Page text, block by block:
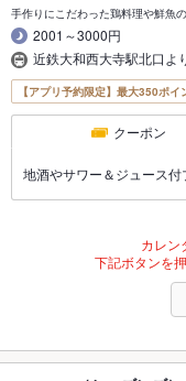
手作りにこだわった鶏料理や鮮魚
2001～3000円
近鉄大和西大寺駅北口よ
【アプリ予約限定】最大350ポ
クーポン
地酒やサワー＆ジュース
カレン
下記ボタンを